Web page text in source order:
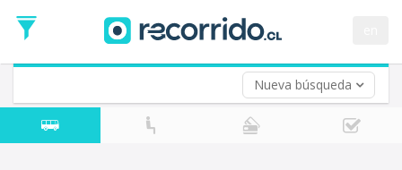
Nueva búsqueda
de
Ida
Vuelta (opcional)
Fecha
de